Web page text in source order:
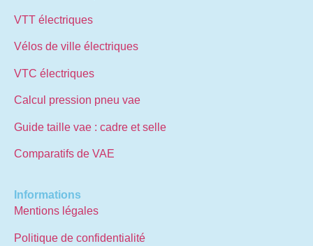
VTT électriques
Vélos de ville électriques
VTC électriques
Calcul pression pneu vae
Guide taille vae : cadre et selle
Comparatifs de VAE
Informations
Mentions légales
Politique de confidentialité